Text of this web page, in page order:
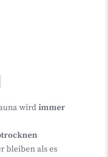
wirdimmer
bleiben als es